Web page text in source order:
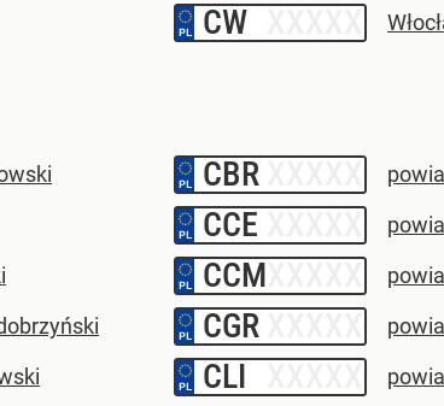
CW
CBR
CCE
CCM
CGR
CLI